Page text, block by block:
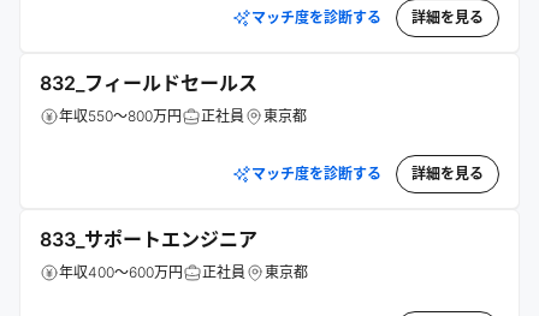
マッチ度を診断する 詳細を見る
832_フィールドセールス
年収550～800万円 正社員 東京都
マッチ度を診断する 詳細を見る
833_サポートエンジニア
年収400～600万円 正社員 東京都